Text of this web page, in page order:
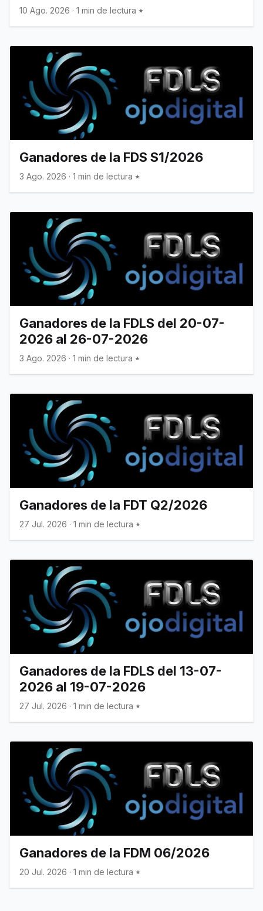
10 Ago. 2026 · 1 min de lectura
Ganadores de la FDS S1/2026
3 Ago. 2026 · 1 min de lectura
Ganadores de la FDLS del 20-07-
2026 al 26-07-2026
3 Ago. 2026 · 1 min de lectura
Ganadores de la FDT Q2/2026
27 Jul. 2026 · 1 min de lectura
Ganadores de la FDLS del 13-07-
2026 al 19-07-2026
27 Jul. 2026 · 1 min de lectura
Ganadores de la FDM 06/2026
20 Jul. 2026 · 1 min de lectura